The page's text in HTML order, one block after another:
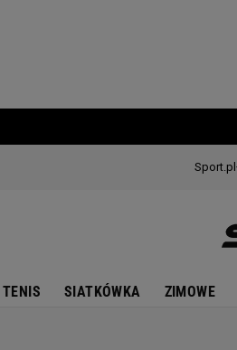
TENIS SIATKÓWKA ZIMOWE